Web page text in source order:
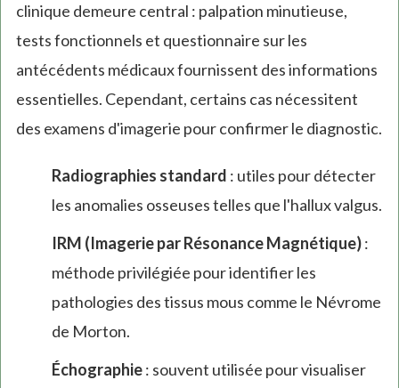
clinique demeure central : palpation minutieuse,
tests fonctionnels et questionnaire sur les
antécédents médicaux fournissent des informations
essentielles. Cependant, certains cas nécessitent
des examens d'imagerie pour confirmer le diagnostic.
Radiographies standard : utiles pour détecter
les anomalies osseuses telles que l'hallux valgus.
IRM (Imagerie par Résonance Magnétique):
méthode privilégiée pour identifier les
pathologies des tissus mous comme le Névrome
de Morton.
Échographie: souvent utilisée pour visualiser